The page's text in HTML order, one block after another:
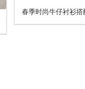
春季时尚牛仔衬衫